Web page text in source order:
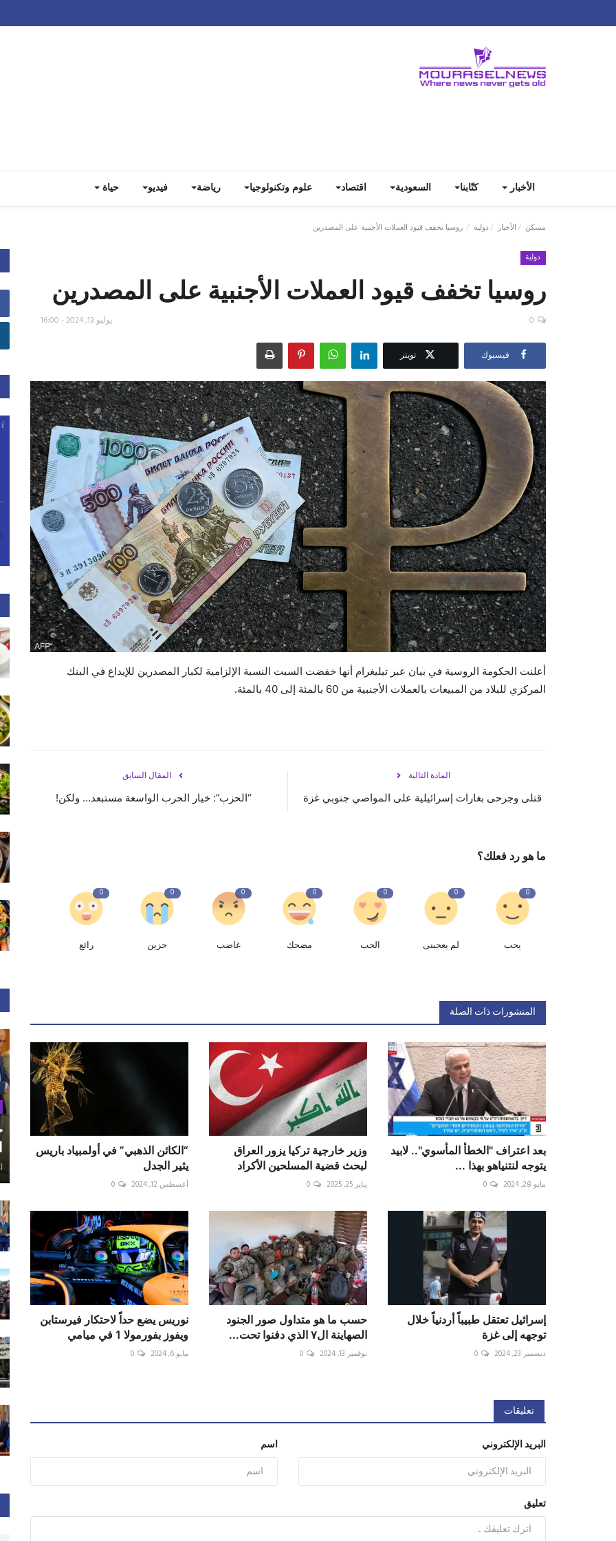
الأخبار كتّابنا السعودية اقتصاد علوم وتكنولوجيا رياضة فيديو حياة
مسكن الأخبار دولية روسيا تخفف قيود العملات الأجنبية على المصدرين
دولية
روسيا تخفف قيود العملات الأجنبية على المصدرين
يوليو 13, 2024 - 16:00 0
فيسبوك تويتر
أعلنت الحكومة الروسية في بيان عبر تيليغرام أنها خفضت السبت النسبة الإلزامية لكبار المصدرين للإيداع في البنك
المركزي للبلاد من المبيعات بالعملات الأجنبية من 60 بالمئة إلى 40 بالمئة.
المقال السابق
“الحزب”: خيار الحرب الواسعة مستبعد… ولكن!
المادة التالية
قتلى وجرحى بغارات إسرائيلية على المواصي جنوبي غزة
ما هو رد فعلك؟
0
يحب
0
لم يعجبنى
0
الحب
0
مضحك
0
غاضب
0
حزين
0
رائع
المنشورات ذات الصلة
بعد اعتراف "الخطأ المأسوي".. لابيد
يتوجه لنتنياهو بهذا ...
مايو 28, 2024 0
وزير خارجية تركيا يزور العراق
لبحث قضية المسلحين الأكراد
يناير 25, 2025 0
“الكائن الذهبي” في أولمبياد باريس
يثير الجدل
أغسطس 12, 2024 0
إسرائيل تعتقل طبيباً أردنياً خلال
توجهه إلى غزة
ديسمبر 23, 2024 0
حسب ما هو متداول صور الجنود
الصهاينة ال٧ الذي دفنوا تحت...
نوفمبر 13, 2024 0
نوريس يضع حداً لاحتكار فيرستابن
ويفوز بفورمولا 1 في ميامي
مايو 6, 2024 0
تعليقات
اسم البريد الإلكتروني
تعليق